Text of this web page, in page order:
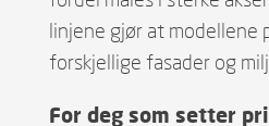
linjene gjør at modellene
forskjellige fasader og
For deg som setter